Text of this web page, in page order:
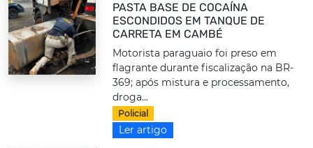
PASTA BASE DE COCAÍNA
ESCONDIDOS EM TANQUE DE
CARRETA EM CAMBÉ
Motorista paraguaio foi preso em
flagrante durante fiscalização na BR-
369; após mistura e processamento,
droga...
Policial
Ler artigo